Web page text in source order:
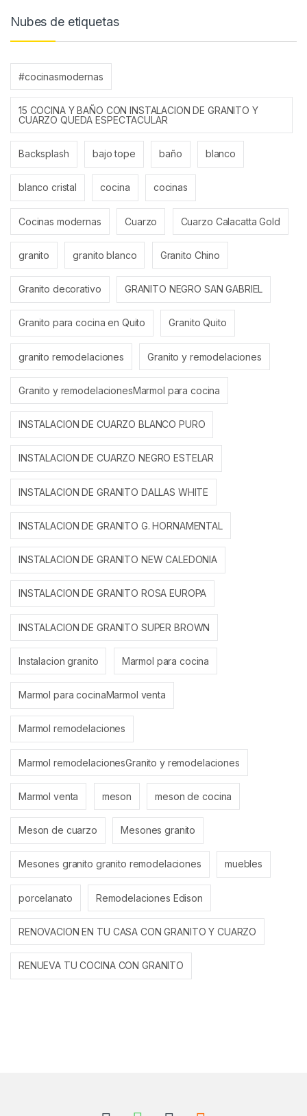
Nubes de etiquetas
#cocinasmodernas
15 COCINA Y BAÑO CON INSTALACION DE GRANITO Y
CUARZO QUEDA ESPECTACULAR
Backsplash bajo tope baño blanco
blanco cristal cocina cocinas
Cocinas modernas Cuarzo Cuarzo Calacatta Gold
granito granito blanco Granito Chino
Granito decorativo GRANITO NEGRO SAN GABRIEL
Granito para cocina en Quito Granito Quito
granito remodelaciones Granito y remodelaciones
Granito y remodelacionesMarmol para cocina
INSTALACION DE CUARZO BLANCO PURO
INSTALACION DE CUARZO NEGRO ESTELAR
INSTALACION DE GRANITO DALLAS WHITE
INSTALACION DE GRANITO G. HORNAMENTAL
INSTALACION DE GRANITO NEW CALEDONIA
INSTALACION DE GRANITO ROSA EUROPA
INSTALACION DE GRANITO SUPER BROWN
Instalacion granito Marmol para cocina
Marmol para cocinaMarmol venta
Marmol remodelaciones
Marmol remodelacionesGranito y remodelaciones
Marmol venta meson meson de cocina
Meson de cuarzo Mesones granito
Mesones granito granito remodelaciones muebles
porcelanato Remodelaciones Edison
RENOVACION EN TU CASA CON GRANITO Y CUARZO
RENUEVA TU COCINA CON GRANITO